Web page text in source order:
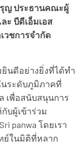
ญ ประธานคณะผู้
ะ บีดีเอ็มเอส
วชการจำกัด
ยินดีอย่างยิ่งที่ได้ทำ
ระดับภูมิภาคที่
เพื่อสนับสนุนการ
บผู้เข้าร่วม
panwa โดยเรา
ย์ในมิติที่หลาก